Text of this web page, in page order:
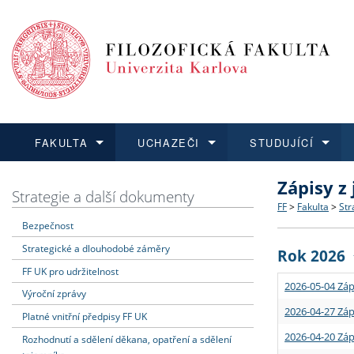
FAKULTA
Dozvědět se více
Struktura
Strategie
Podpora
UCHAZEČI
Podat přihlášku
Co
Učitelské
STUDUJÍCÍ
Dozvědět se více
Rigorózní
Dozvědět se více
O vědě a
Granty a
Dozvědět se více
Aktuální
Strategie a další dokumenty
Bezpečnost
Strategické a dlouhodobé záměry
FF UK pro udržitelnost
Výroční zprávy
Platné vnitřní předpisy FF UK
Rozhodnutí a sdělení děkana, opatření a sdělení
Zápisy
FF > Fakulta >
Rok 2026
2026-05-04
2026-04-27
2026-04-20